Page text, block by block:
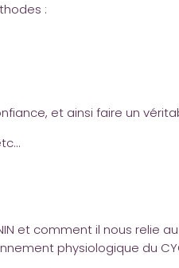
:
et ainsi faire un
et comment il nous
physiologique du